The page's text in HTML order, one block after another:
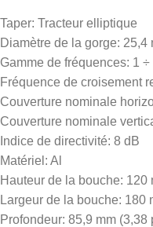
Taper: Tracteur elliptique
Diamètre de la gorge: 25,4
Gamme de fréquences: 1 ÷
Fréquence de croisement
Couverture nominale
Couverture nominale
Indice de directivité: 8 dB
Matériel: Al
Hauteur de la bouche: 120
Largeur de la bouche: 180
Profondeur: 85,9 mm (3,38